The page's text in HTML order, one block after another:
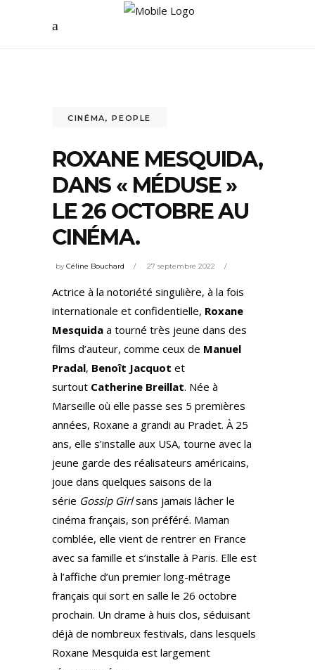
CINÉMA,PEOPLE
ROXANE MESQUIDA,
DANS « MÉDUSE »
LE 26 OCTOBRE AU
CINÉMA.
byCéline Bouchard 27 septembre 2022
Actrice à la notoriété singulière, à la fois
internationale et confidentielle, Roxane
Mesquida a tourné très jeune dans des
films d’auteur, comme ceux de Manuel
Pradal, Benoît Jacquot et
surtout Catherine Breillat. Née à
Marseille où elle passe ses 5 premières
années, Roxane a grandi au Pradet. À 25
ans, elle s’installe aux USA, tourne avec la
jeune garde des réalisateurs américains,
joue dans quelques saisons de la
série Gossip Girlsans jamais lâcher le
cinéma français, son préféré. Maman
comblée, elle vient de rentrer en France
avec sa famille et s’installe à Paris. Elle est
à l’affiche d’un premier long-métrage
français qui sort en salle le 26 octobre
prochain. Un drame à huis clos, séduisant
déjà de nombreux festivals, dans lesquels
Roxane Mesquida est largement